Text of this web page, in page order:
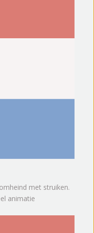
met struiken.
animatie